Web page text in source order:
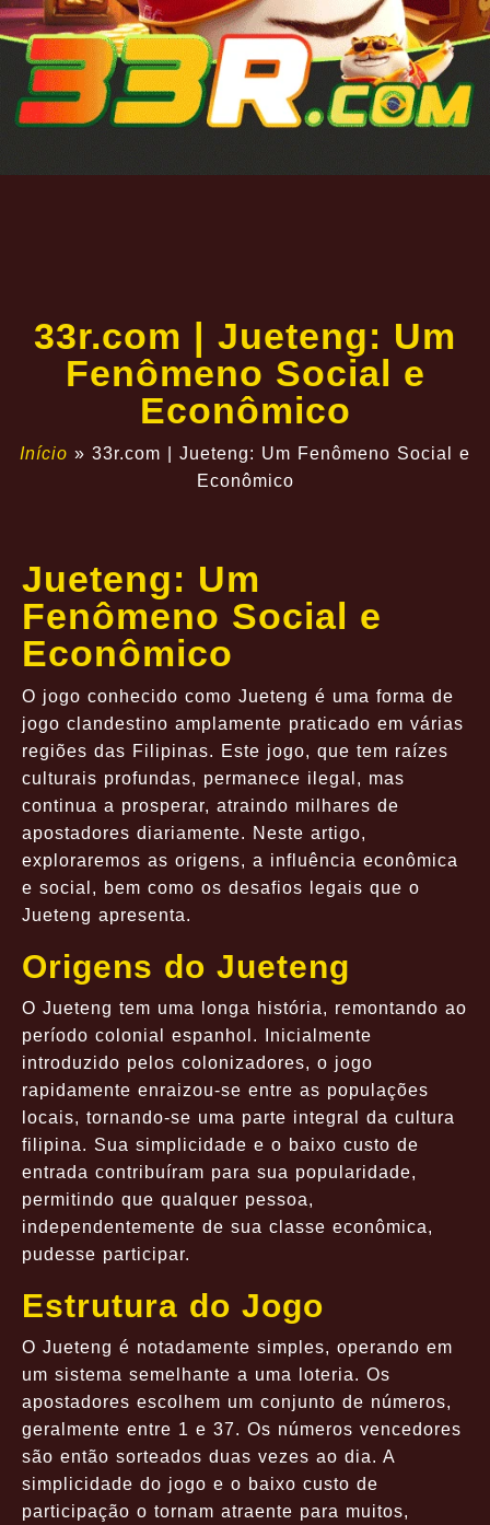
33r.com | Jueteng: Um
Fenômeno Social e
Econômico
Início » 33r.com | Jueteng: Um Fenômeno Social e
Econômico
Jueteng: Um
Fenômeno Social e
Econômico
O jogo conhecido como Jueteng é uma forma de
jogo clandestino amplamente praticado em várias
regiões das Filipinas. Este jogo, que tem raízes
culturais profundas, permanece ilegal, mas
continua a prosperar, atraindo milhares de
apostadores diariamente. Neste artigo,
exploraremos as origens, a influência econômica
e social, bem como os desafios legais que o
Jueteng apresenta.
Origens do Jueteng
O Jueteng tem uma longa história, remontando ao
período colonial espanhol. Inicialmente
introduzido pelos colonizadores, o jogo
rapidamente enraizou-se entre as populações
locais, tornando-se uma parte integral da cultura
filipina. Sua simplicidade e o baixo custo de
entrada contribuíram para sua popularidade,
permitindo que qualquer pessoa,
independentemente de sua classe econômica,
pudesse participar.
Estrutura do Jogo
O Jueteng é notadamente simples, operando em
um sistema semelhante a uma loteria. Os
apostadores escolhem um conjunto de números,
geralmente entre 1 e 37. Os números vencedores
são então sorteados duas vezes ao dia. A
simplicidade do jogo e o baixo custo de
participação o tornam atraente para muitos,